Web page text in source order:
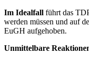
Im Idealfall führt das
werden müssen und auf
EuGH aufgehoben.
Unmittelbare